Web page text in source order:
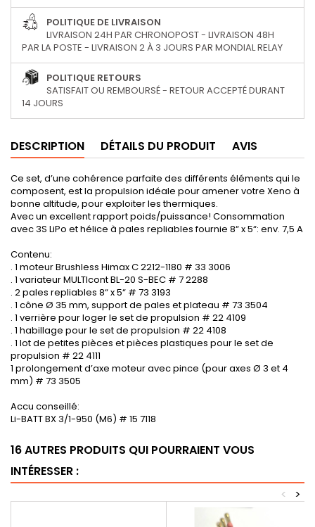
POLITIQUE DE LIVRAISON
LIVRAISON 24H PAR CHRONOPOST - LIVRAISON 48H
PAR LA POSTE - LIVRAISON 2 À 3 JOURS PAR MONDIAL RELAY
POLITIQUE RETOURS
SATISFAIT OU REMBOURSÉ - RETOUR ACCEPTÉ DURANT
14 JOURS
DESCRIPTION DÉTAILS DU PRODUIT AVIS
Ce set, d’une cohérence parfaite des différents éléments qui le
composent, est la propulsion idéale pour amener votre Xeno à
bonne altitude, pour exploiter les thermiques.
Avec un excellent rapport poids/puissance! Consommation
avec 3S LiPo et hélice à pales repliables fournie 8“ x 5“: env. 7,5 A
Contenu:
. 1 moteur Brushless Himax C 2212-1180 # 33 3006
. 1 variateur MULTIcont BL-20 S-BEC # 7 2288
. 2 pales repliables 8“ x 5“ # 73 3193
. 1 cône Ø 35 mm, support de pales et plateau # 73 3504
. 1 verrière pour loger le set de propulsion # 22 4109
. 1 habillage pour le set de propulsion # 22 4108
. 1 lot de petites pièces et pièces plastiques pour le set de
propulsion # 22 4111
1 prolongement d’axe moteur avec pince (pour axes Ø 3 et 4
mm) # 73 3505
Accu conseillé:
Li-BATT BX 3/1-950 (M6) # 15 7118
16 AUTRES PRODUITS QUI POURRAIENT VOUS
INTÉRESSER :
>
<